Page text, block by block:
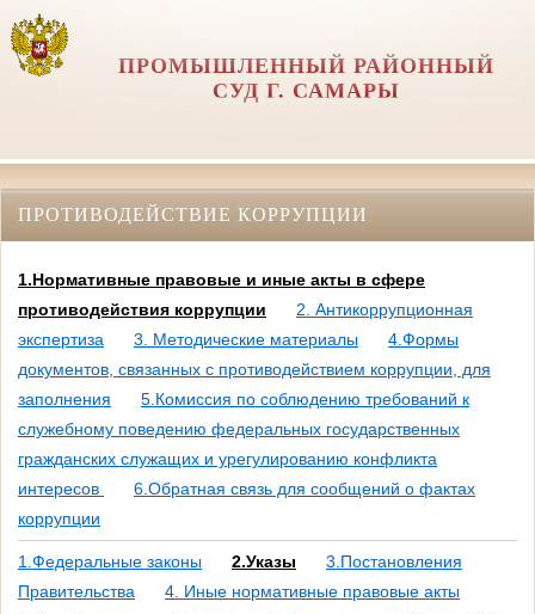
ПРОМЫШЛЕННЫЙ РАЙОННЫЙ
СУД Г. САМАРЫ
ПРОТИВОДЕЙСТВИЕ КОРРУПЦИИ
1.Нормативные правовые и иные акты в сфере
противодействия коррупции
2. Антикоррупционная
экспертиза
3. Методические материалы
4.Формы
документов, связанных с противодействием коррупции, для
заполнения
5.Комиссия по соблюдению требований к
служебному поведению федеральных государственных
гражданских служащих и урегулированию конфликта
интересов
6.Обратная связь для сообщений о фактах
коррупции
1.Федеральные законы 2.Указы
3.Постановления
Правительства
4. Иные нормативные правовые акты